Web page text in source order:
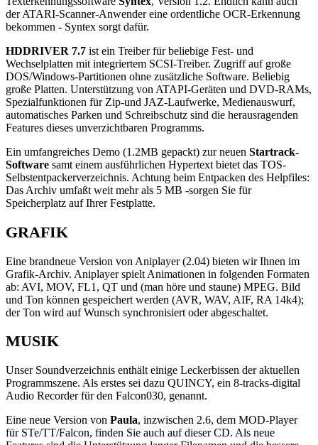
der ATARI-Scanner-Anwender eine ordentliche OCR-Erkennung
bekommen - Syntex sorgt dafür.
HDDRIVER 7.7 ist ein Treiber für beliebige Fest- und
Wechselplatten mit integriertem SCSI-Treiber. Zugriff auf große
DOS/Windows-Partitionen ohne zusätzliche Software. Beliebig
große Platten. Unterstützung von ATAPI-Geräten und DVD-RAMs,
Spezialfunktionen für Zip-und JAZ-Laufwerke, Medienauswurf,
automatisches Parken und Schreibschutz sind die herausragenden
Features dieses unverzichtbaren Programms.
Ein umfangreiches Demo (1.2MB gepackt) zur neuen Startrack-
Software samt einem ausführlichen Hypertext bietet das TOS-
Selbstentpackerverzeichnis. Achtung beim Entpacken des Helpfiles:
Das Archiv umfaßt weit mehr als 5 MB -sorgen Sie für
Speicherplatz auf Ihrer Festplatte.
GRAFIK
Eine brandneue Version von Aniplayer (2.04) bieten wir Ihnen im
Grafik-Archiv. Aniplayer spielt Animationen in folgenden Formaten
ab: AVI, MOV, FL1, QT und (man höre und staune) MPEG. Bild
und Ton können gespeichert werden (AVR, WAV, AIF, RA 14k4);
der Ton wird auf Wunsch synchronisiert oder abgeschaltet.
MUSIK
Unser Soundverzeichnis enthält einige Leckerbissen der aktuellen
Programmszene. Als erstes sei dazu QUINCY, ein 8-tracks-digital
Audio Recorder für den Falcon030, genannt.
Eine neue Version von Paula, inzwischen 2.6, dem MOD-Player
für STe/TT/Falcon, finden Sie auch auf dieser CD. Als neue